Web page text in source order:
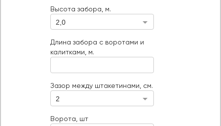
Высота забора, м.
2,0
Длина забора с воротами и
калитками, м.
Зазор между штакетинами, см.
2
Ворота, шт
Высота забора, м.
Длина забора с воротами и калитками, м.
Тип ворот